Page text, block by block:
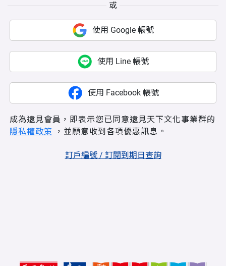
或
使用 Google 帳號
使用 Line 帳號
使用 Facebook 帳號
成為遠見會員，即表示您已同意遠見天下文化事業群的
隱私權政策 ，並願意收到各項優惠訊息。
訂戶編號 / 訂閱到期日查詢